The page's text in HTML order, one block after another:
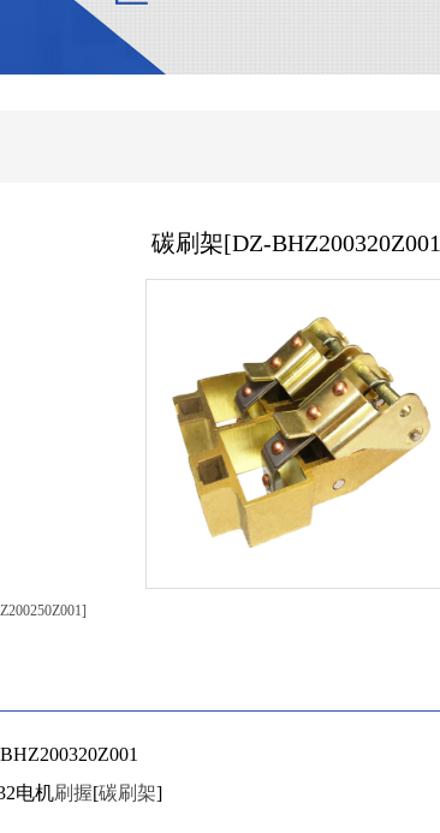
碳刷架[DZ-
电机刷握[碳刷架]